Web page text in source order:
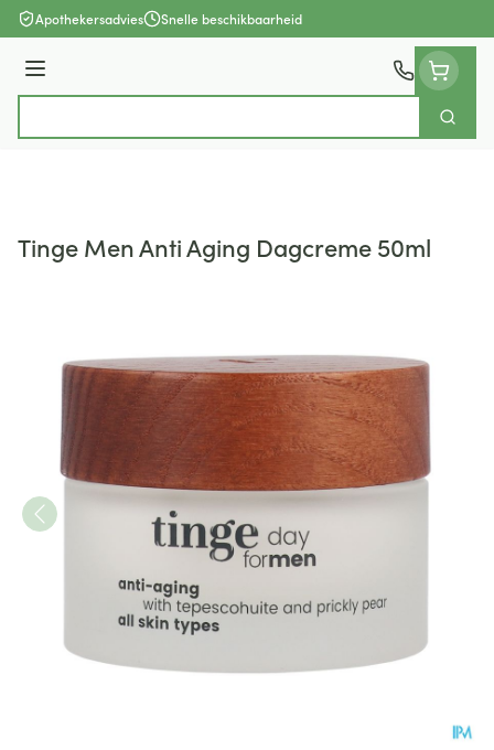
Ga naar de inhoud
Apothekersadvies Snelle beschikbaarheid
Menu
Zoek
Tinge Men Anti Aging Dagcreme 50ml